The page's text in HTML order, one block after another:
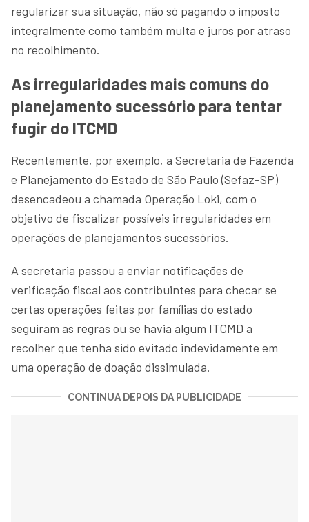
regularizar sua situação, não só pagando o imposto
integralmente como também multa e juros por atraso
no recolhimento.
As irregularidades mais comuns do
planejamento sucessório para tentar
fugir do ITCMD
Recentemente, por exemplo, a Secretaria de Fazenda
e Planejamento do Estado de São Paulo (Sefaz-SP)
desencadeou a chamada Operação Loki, com o
objetivo de fiscalizar possíveis irregularidades em
operações de planejamentos sucessórios.
A secretaria passou a enviar notificações de
verificação fiscal aos contribuintes para checar se
certas operações feitas por famílias do estado
seguiram as regras ou se havia algum ITCMD a
recolher que tenha sido evitado indevidamente em
uma operação de doação dissimulada.
CONTINUA DEPOIS DA PUBLICIDADE